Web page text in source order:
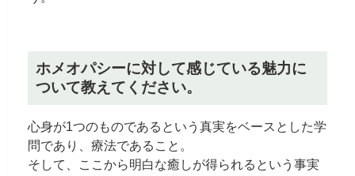
ホメオパシーに対して感じている魅力に
ついて教えてください。
心身が1つのものであるという真実をベースとした学
問であり、療法であること。
そして、ここから明白な癒しが得られるという事実